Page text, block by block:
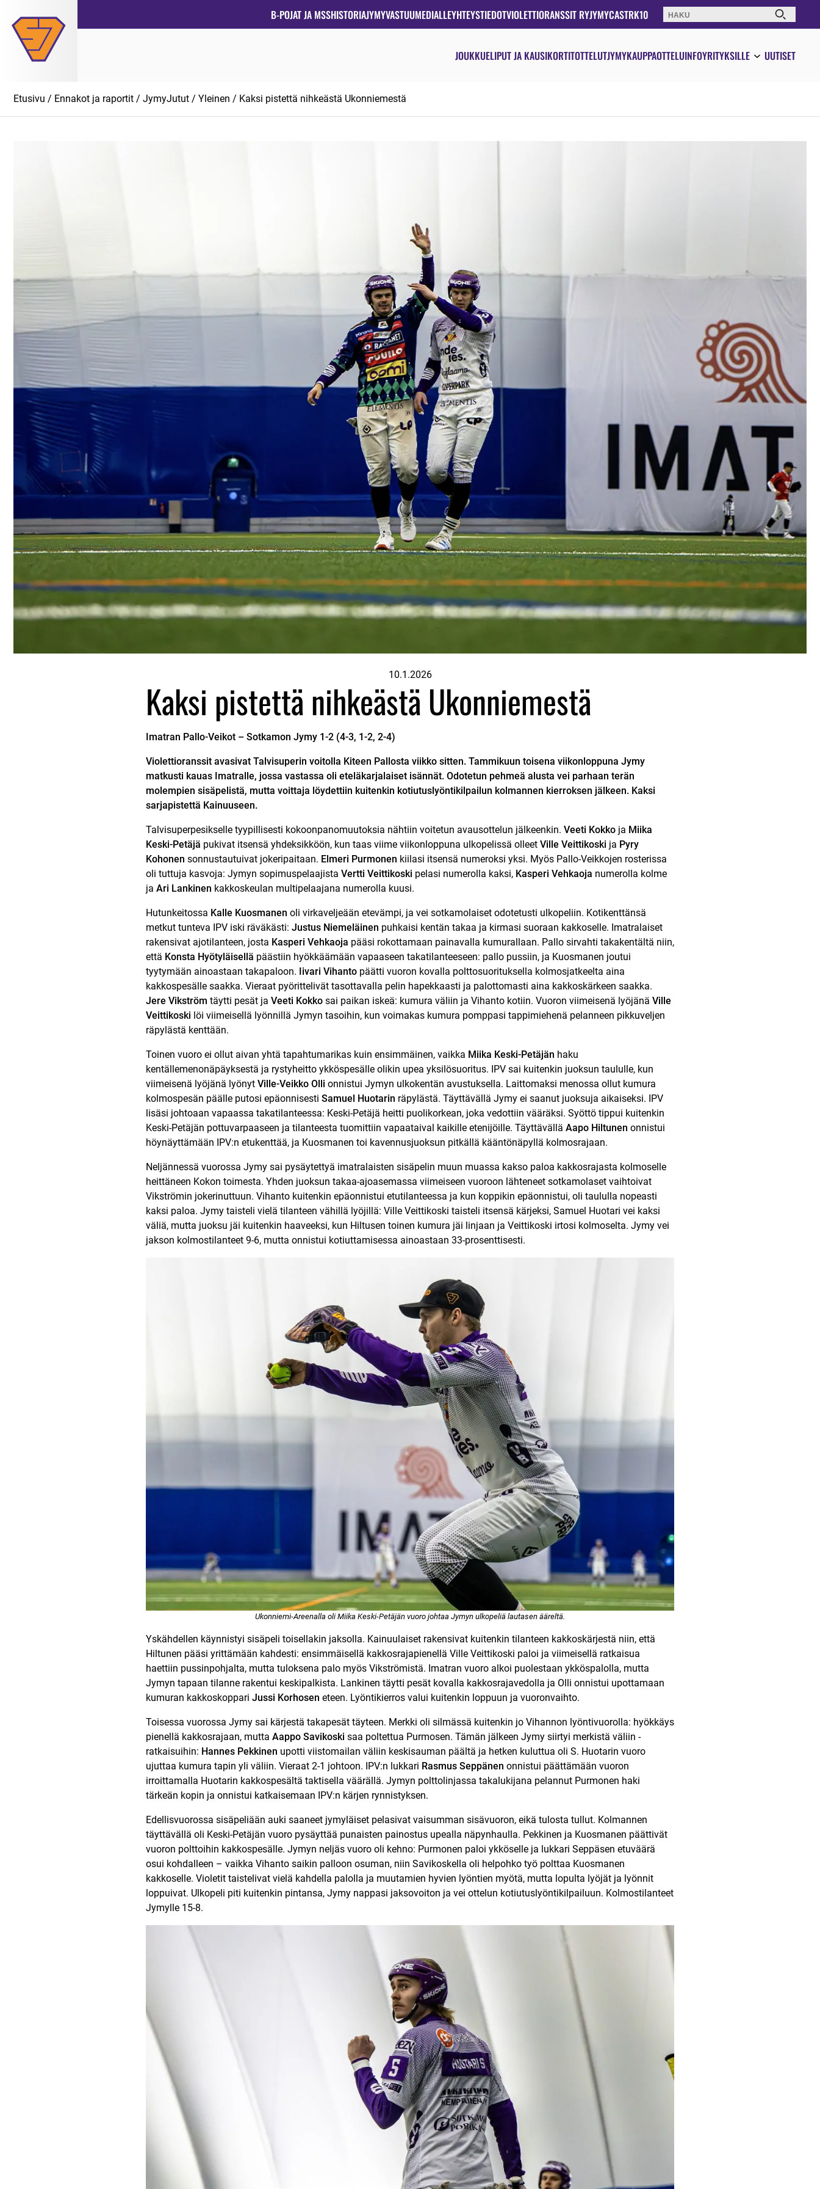
suoraan
sisältöön
B-POJAT JA MSSHISTORIAJYMYVASTUUMEDIALLEYHTEYSTIEDOTVIOLETTIORANSSIT RYJYMYCASTRK10 Haku:
JOUKKUELIPUT JA KAUSIKORTITOTTELUTJYMYKAUPPAOTTELUINFOYRITYKSILLE UUTISET
Etusivu / Ennakot ja raportit / JymyJutut / Yleinen / Kaksi pistettä nihkeästä Ukonniemestä
10.1.2026
Kaksi pistettä nihkeästä Ukonniemestä
Imatran Pallo-Veikot – Sotkamon Jymy1-2 (4-3, 1-2, 2-4)
Violettioranssit avasivat Talvisuperin voitolla Kiteen Pallosta viikko sitten. Tammikuun toisena viikonloppuna Jymy
matkusti kauas Imatralle, jossa vastassa oli eteläkarjalaiset isännät. Odotetun pehmeä alusta vei parhaan terän
molempien sisäpelistä, mutta voittaja löydettiin kuitenkin kotiutuslyöntikilpailun kolmannen kierroksen jälkeen. Kaksi
sarjapistettä Kainuuseen.
Talvisuperpesikselle tyypillisesti kokoonpanomuutoksia nähtiin voitetun avausottelun jälkeenkin. Veeti Kokkoja Miika
Keski-Petäjä pukivat itsensä yhdeksikköön, kun taas viime viikonloppuna ulkopelissä olleet Ville Veittikoski ja Pyry
Kohonen sonnustautuivat jokeripaitaan. Elmeri Purmonen kiilasi itsensä numeroksi yksi. Myös Pallo-Veikkojen rosterissa
oli tuttuja kasvoja: Jymyn sopimuspelaajista Vertti Veittikoski pelasi numerolla kaksi, Kasperi Vehkaoja numerolla kolme
ja Ari Lankinen kakkoskeulan multipelaajana numerolla kuusi.
Hutunkeitossa Kalle Kuosmanen oli virkaveljeään etevämpi, ja vei sotkamolaiset odotetusti ulkopeliin. Kotikenttänsä
metkut tunteva IPV iski räväkästi: Justus Niemeläinen puhkaisi kentän takaa ja kirmasi suoraan kakkoselle. Imatralaiset
rakensivat ajotilanteen, josta Kasperi Vehkaoja pääsi rokottamaan painavalla kumurallaan. Pallo sirvahti takakentältä niin,
että Konsta Hyötyläisellä päästiin hyökkäämään vapaaseen takatilanteeseen: pallo pussiin, ja Kuosmanen joutui
tyytymään ainoastaan takapaloon. Iivari Vihantopäätti vuoron kovalla polttosuorituksella kolmosjatkeelta aina
kakkospesälle saakka. Vieraat pyörittelivät tasottavalla pelin hapekkaasti ja palottomasti aina kakkoskärkeen saakka.
Jere Vikström täytti pesät ja Veeti Kokkosai paikan iskeä: kumura väliin ja Vihanto kotiin. Vuoron viimeisenä lyöjänä Ville
Veittikoski löi viimeisellä lyönnillä Jymyn tasoihin, kun voimakas kumura pomppasi tappimiehenä pelanneen pikkuveljen
räpylästä kenttään.
Toinen vuoro ei ollut aivan yhtä tapahtumarikas kuin ensimmäinen, vaikka Miika Keski-Petäjän haku
kentällemenonäpäyksestä ja rystyheitto ykköspesälle olikin upea yksilösuoritus. IPV sai kuitenkin juoksun taululle, kun
viimeisenä lyöjänä lyönyt Ville-Veikko Olli onnistui Jymyn ulkokentän avustuksella. Laittomaksi menossa ollut kumura
kolmospesän päälle putosi epäonnisesti Samuel Huotarin räpylästä. Täyttävällä Jymy ei saanut juoksuja aikaiseksi. IPV
lisäsi johtoaan vapaassa takatilanteessa: Keski-Petäjä heitti puolikorkean, joka vedottiin vääräksi. Syöttö tippui kuitenkin
Keski-Petäjän pottuvarpaaseen ja tilanteesta tuomittiin vapaataival kaikille etenijöille. Täyttävällä Aapo Hiltunen onnistui
höynäyttämään IPV:n etukenttää, ja Kuosmanen toi kavennusjuoksun pitkällä kääntönäpyllä kolmosrajaan.
Neljännessä vuorossa Jymy sai pysäytettyä imatralaisten sisäpelin muun muassa kakso paloa kakkosrajasta kolmoselle
heittäneen Kokon toimesta. Yhden juoksun takaa-ajoasemassa viimeiseen vuoroon lähteneet sotkamolaset vaihtoivat
Vikströmin jokerinuttuun. Vihanto kuitenkin epäonnistui etutilanteessa ja kun koppikin epäonnistui, oli taululla nopeasti
kaksi paloa. Jymy taisteli vielä tilanteen vähillä lyöjillä: Ville Veittikoski taisteli itsensä kärjeksi, Samuel Huotari vei kaksi
väliä, mutta juoksu jäi kuitenkin haaveeksi, kun Hiltusen toinen kumura jäi linjaan ja Veittikoski irtosi kolmoselta. Jymy vei
jakson kolmostilanteet 9-6, mutta onnistui kotiuttamisessa ainoastaan 33-prosenttisesti.
Ukonniemi-Areenalla oli Miika Keski-Petäjän vuoro johtaa Jymyn ulkopeliä lautasen ääreltä.
Yskähdellen käynnistyi sisäpeli toisellakin jaksolla. Kainuulaiset rakensivat kuitenkin tilanteen kakkoskärjestä niin, että
Hiltunen pääsi yrittämään kahdesti: ensimmäisellä kakkosrajapienellä Ville Veittikoski paloi ja viimeisellä ratkaisua
haettiin pussinpohjalta, mutta tuloksena palo myös Vikströmistä. Imatran vuoro alkoi puolestaan ykköspalolla, mutta
Jymyn tapaan tilanne rakentui keskipalkista. Lankinen täytti pesät kovalla kakkosrajavedolla ja Olli onnistui upottamaan
kumuran kakkoskoppari Jussi Korhosen eteen. Lyöntikierros valui kuitenkin loppuun ja vuoronvaihto.
Toisessa vuorossa Jymy sai kärjestä takapesät täyteen. Merkki oli silmässä kuitenkin jo Vihannon lyöntivuorolla: hyökkäys
pienellä kakkosrajaan, mutta Aappo Savikoski saa poltettua Purmosen. Tämän jälkeen Jymy siirtyi merkistä väliin -
ratkaisuihin: Hannes Pekkinen upotti viistomailan väliin keskisauman päältä ja hetken kuluttua oli S. Huotarin vuoro
ujuttaa kumura tapin yli väliin. Vieraat 2-1 johtoon. IPV:n lukkari Rasmus Seppänen onnistui päättämään vuoron
irroittamalla Huotarin kakkospesältä taktisella väärällä. Jymyn polttolinjassa takalukijana pelannut Purmonen haki
tärkeän kopin ja onnistui katkaisemaan IPV:n kärjen rynnistyksen.
Edellisvuorossa sisäpeliään auki saaneet jymyläiset pelasivat vaisumman sisävuoron, eikä tulosta tullut. Kolmannen
täyttävällä oli Keski-Petäjän vuoro pysäyttää punaisten painostus upealla näpynhaulla. Pekkinen ja Kuosmanen päättivät
vuoron polttoihin kakkospesälle. Jymyn neljäs vuoro oli kehno: Purmonen paloi ykköselle ja lukkari Seppäsen etuväärä
osui kohdalleen – vaikka Vihanto saikin palloon osuman, niin Savikoskella oli helpohko työ polttaa Kuosmanen
kakkoselle. Violetit taistelivat vielä kahdella palolla ja muutamien hyvien lyöntien myötä, mutta lopulta lyöjät ja lyönnit
loppuivat. Ulkopeli piti kuitenkin pintansa, Jymy nappasi jaksovoiton ja vei ottelun kotiutuslyöntikilpailuun. Kolmostilanteet
Jymylle 15-8.